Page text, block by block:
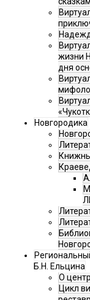
жизни
дня
Новгородика
Б.Н. Ельцина
О
Цикл